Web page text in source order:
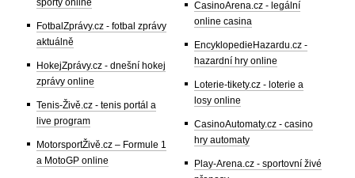
sporty online
FotbalZprávy.cz - fotbal zprávy
aktuálně
HokejZprávy.cz - dnešní hokej
zprávy online
Tenis-Živě.cz - tenis portál a
live program
MotorsportŽivě.cz – Formule 1
a MotoGP online
CasinoArena.cz - legální
online casina
EncyklopedieHazardu.cz -
hazardní hry online
Loterie-tikety.cz - loterie a
losy online
CasinoAutomaty.cz - casino
hry automaty
Play-Arena.cz - sportovní živé